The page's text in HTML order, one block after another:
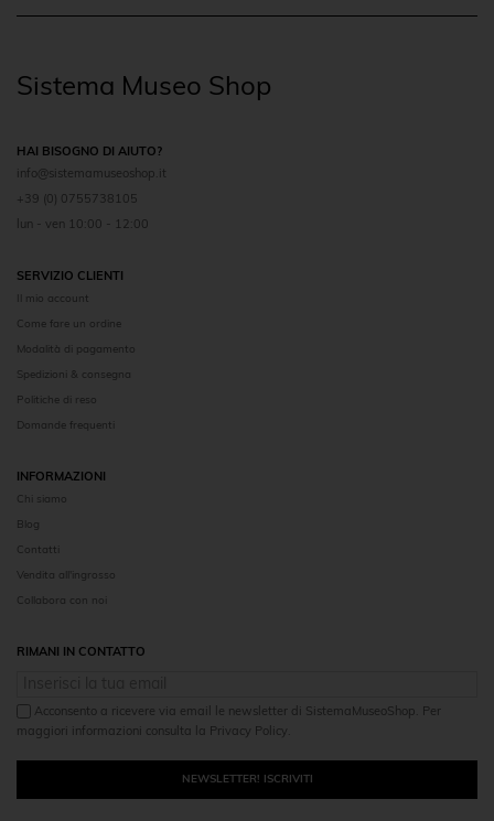
Sistema Museo Shop
HAI BISOGNO DI AIUTO?
info@sistemamuseoshop.it
+39 (0) 0755738105
lun - ven 10:00 - 12:00
SERVIZIO CLIENTI
Il mio account
Come fare un ordine
Modalità di pagamento
Spedizioni & consegna
Politiche di reso
Domande frequenti
INFORMAZIONI
Chi siamo
Blog
Contatti
Vendita all'ingrosso
Collabora con noi
RIMANI IN CONTATTO
Acconsento a ricevere via email le newsletter di SistemaMuseoShop. Per
maggiori informazioni consulta la Privacy Policy.
NEWSLETTER! ISCRIVITI